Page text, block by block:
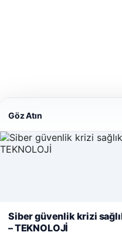
Web sitemizi nasıl
kullanıyoruz.Çerez
Göz Atın
Siber güvenlik krizi
– TEKNOLOJİ